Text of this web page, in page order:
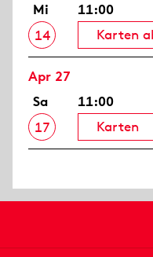
Mi
14
11:00
Karten
Apr 27
Sa
17
11:00
Karten